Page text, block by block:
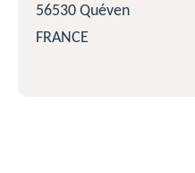
56530 Quéven
FRANCE